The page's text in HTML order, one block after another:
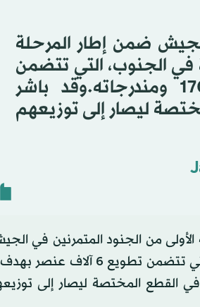
ضمن إطار المرحلة
في الجنوب، التي تتضمن
تطويع ٦ آلاف عنصر بهدف تطبيق القرار ١٧٠١ ومندرجاته.وقد باشر
ليصار إلى توزيعهم
الأولى من الجنود المتمرنين في
إطار المرحلة الأولى من خطة تعزيز الوحدات العسكرية المنتشرة في الجنوب
في القطع المختصة ليصار إلى